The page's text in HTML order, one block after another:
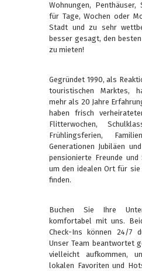
Wohnungen,
für Tage, Wochen oder
Stadt und zu sehr
besser gesagt, den
zu mieten!
Gegründet 1990, als
touristischen Marktes,
mehr als 20 Jahre
haben frisch
Flitterwochen,
Frühlingsferien,
Generationen Jubiläen
pensionierte Freunde
um den idealen Ort für
finden.
Buchen Sie Ihre
komfortabel mit uns.
Check-Ins können 24/7
Unser Team beantwortet
vielleicht aufkommen,
lokalen Favoriten und